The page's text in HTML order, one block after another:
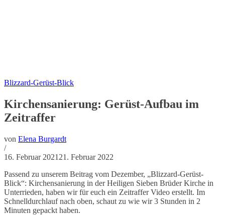
Blizzard-Gerüst-Blick
Kirchensanierung: Gerüst-Aufbau im
Zeitraffer
von Elena Burgardt
/
16. Februar 2021 21. Februar 2022
Passend zu unserem Beitrag vom Dezember, „Blizzard-Gerüst-
Blick“: Kirchensanierung in der Heiligen Sieben Brüder Kirche in
Unterrieden, haben wir für euch ein Zeitraffer Video erstellt. Im
Schnelldurchlauf nach oben, schaut zu wie wir 3 Stunden in 2
Minuten gepackt haben.